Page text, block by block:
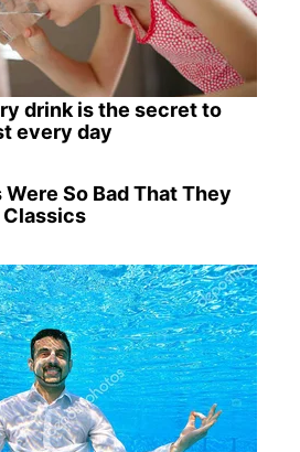
drink is the secret to
every day
So Bad That They
Classics